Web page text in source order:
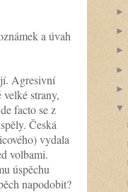
a úvah
Agresivní
strany,
facto se z
Česká
vydala
volbami.
úspěchu
napodobit?
►
►
►
►
►
▼